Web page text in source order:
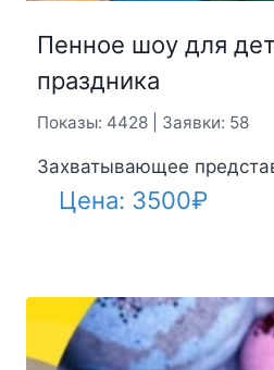
Пенное шоу для
праздника
Показы: 4428 | Заявки: 58
Захватывающее
Цена: 3500₽